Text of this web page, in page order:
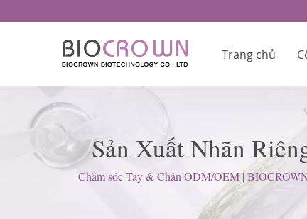
Trang chủ
Sản Xuất Nhãn
Chăm Sóc Da
Chăm sóc Tay & Chân ODM/OEM |